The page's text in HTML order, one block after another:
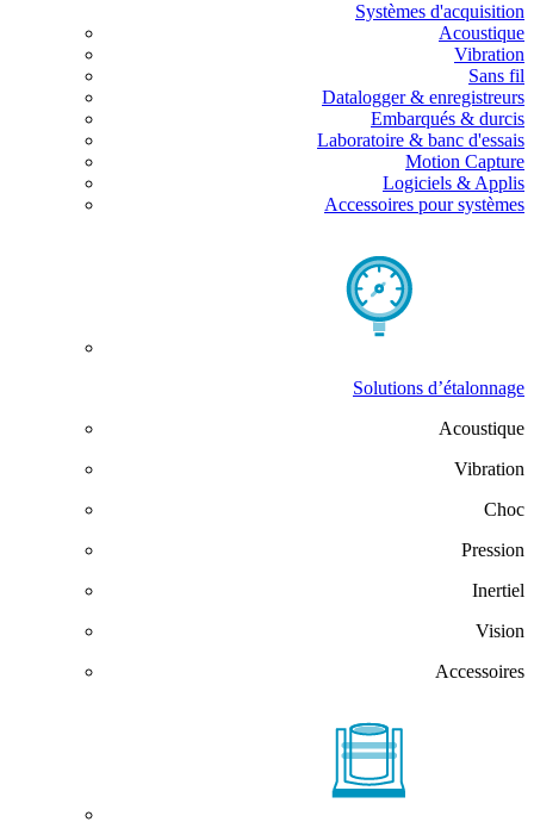
Systèmes d'acquisition
Acoustique
Vibration
Sans fil
Datalogger & enregistreurs
Embarqués & durcis
Laboratoire & banc d'essais
Motion Capture
Logiciels & Applis
Accessoires pour systèmes
Solutions d’étalonnage
Acoustique
Vibration
Choc
Pression
Inertiel
Vision
Accessoires